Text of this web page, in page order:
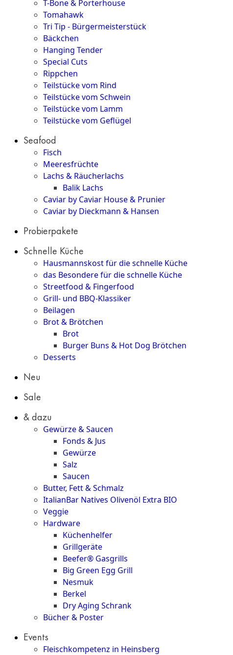
T-Bone & Porterhouse
Tomahawk
Tri Tip - Bürgermeisterstück
Bäckchen
Hanging Tender
Special Cuts
Rippchen
Teilstücke vom Rind
Teilstücke vom Schwein
Teilstücke vom Lamm
Teilstücke vom Geflügel
Seafood
Fisch
Meeresfrüchte
Lachs & Räucherlachs
Balik Lachs
Caviar by Caviar House & Prunier
Caviar by Dieckmann & Hansen
Probierpakete
Schnelle Küche
Hausmannskost für die schnelle Küche
das Besondere für die schnelle Küche
Streetfood & Fingerfood
Grill- und BBQ-Klassiker
Beilagen
Brot & Brötchen
Brot
Burger Buns & Hot Dog Brötchen
Desserts
Neu
Sale
& dazu
Gewürze & Saucen
Fonds & Jus
Gewürze
Salz
Saucen
Butter, Fett & Schmalz
ItalianBar Natives Olivenöl Extra BIO
Veggie
Hardware
Küchenhelfer
Grillgeräte
Beefer® Gasgrills
Big Green Egg Grill
Nesmuk
Berkel
Dry Aging Schrank
Bücher & Poster
Events
Fleischkompetenz in Heinsberg